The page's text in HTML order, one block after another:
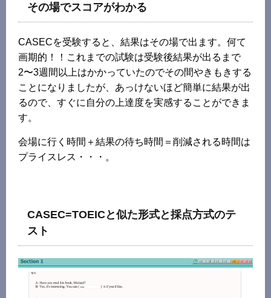
その場でスコアがわかる
CASECを受験すると、結果はその場で出ます。何て
画期的！！これまでの試験は受験後結果が出るまで
2〜3週間以上はかかっていたのでその間やきもきする
ことになりましたが、あっけないほど簡単に結果が出
るので、すぐに自分の上達度を実感することができま
す。
会場に行く時間＋結果の待ち時間＝削減される時間は
プライスレス・・・。
CASEC=TOEICと似た形式と採点方式のテ
スト